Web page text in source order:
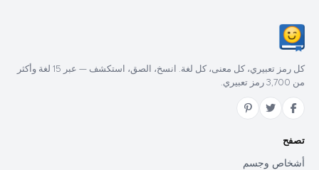
كل رمز تعبيري، كل معنى، كل لغة. انسخ، الصق، استكشف — عبر 15 لغة وأكثر
من 3,700 رمز تعبيري.
تصفح
أشخاص وجسم